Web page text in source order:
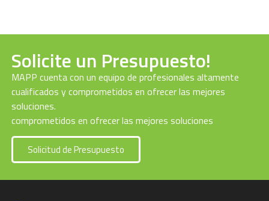
Solicite un Presupuesto!
MAPP cuenta con un equipo de profesionales altamente
cualificados y comprometidos en ofrecer las mejores
soluciones.
comprometidos en ofrecer las mejores soluciones
Solicitud de Presupuesto